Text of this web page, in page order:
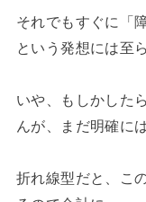
それでもすぐに「
という発想には至
いや、もしかした
んが、まだ明確に
折れ線型だと、こ